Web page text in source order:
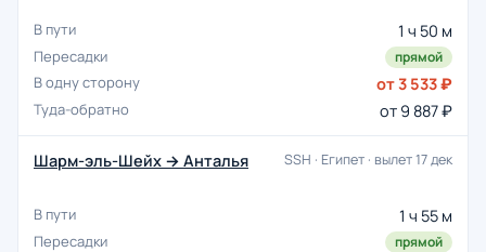
1 ч 50 м
прямой
от 3 533 ₽
от 9 887 ₽
Шарм-эль-Шейх → Анталья SSH · Египет · вылет 17 дек
1 ч 55 м
прямой